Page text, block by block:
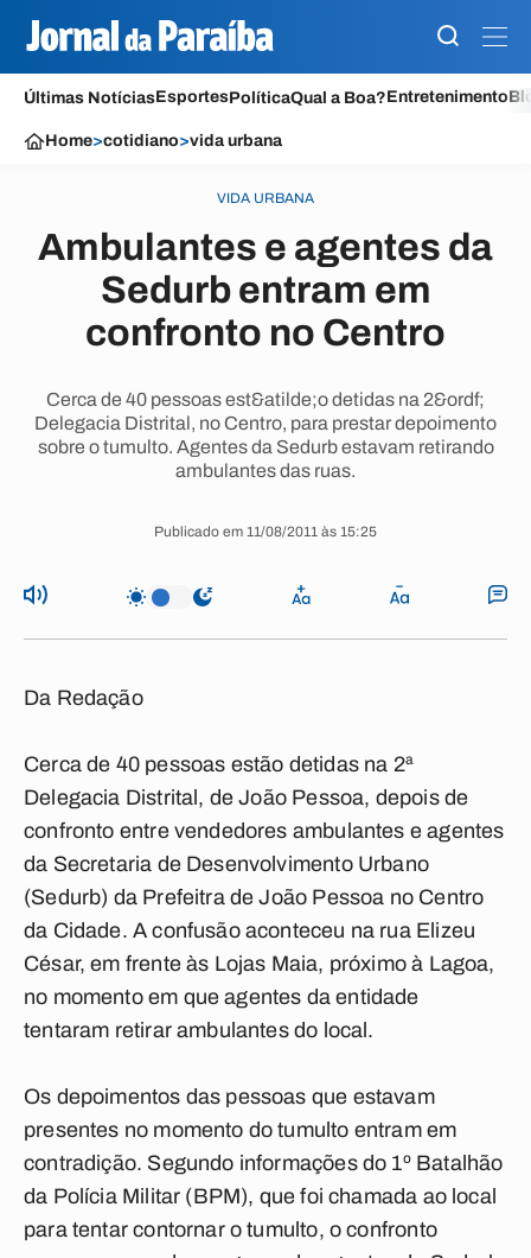
Últimas NotíciasEsportesPolíticaQual a Boa?Entretenimento
Home>cotidiano>vida urbana
VIDA URBANA
Ambulantes e agentes da
Sedurb entram em
confronto no Centro
Cerca de 40 pessoas est&atilde;o detidas na 2&ordf;
Delegacia Distrital, no Centro, para prestar depoimento
sobre o tumulto. Agentes da Sedurb estavam retirando
ambulantes das ruas.
Publicado em 11/08/2011 às 15:25
Da Redação
Cerca de 40 pessoas estão detidas na 2ª
Delegacia Distrital, de João Pessoa, depois de
confronto entre vendedores ambulantes e agentes
da Secretaria de Desenvolvimento Urbano
(Sedurb) da Prefeitra de João Pessoa no Centro
da Cidade. A confusão aconteceu na rua Elizeu
César, em frente às Lojas Maia, próximo à Lagoa,
no momento em que agentes da entidade
tentaram retirar ambulantes do local.
Os depoimentos das pessoas que estavam
presentes no momento do tumulto entram em
contradição. Segundo informações do 1º Batalhão
da Polícia Militar (BPM), que foi chamada ao local
para tentar contornar o tumulto, o confronto